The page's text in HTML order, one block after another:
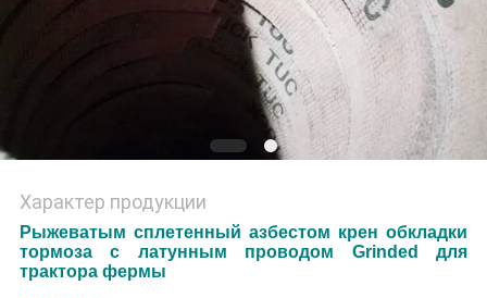
Характер продукции
Рыжеватым сплетенный азбестом крен обкладки
тормоза с латунным проводом Grinded для
трактора фермы